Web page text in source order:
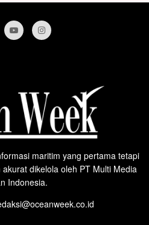
maritim yang pertama tetapi
dikelola oleh PT Multi Media
Indonesia.